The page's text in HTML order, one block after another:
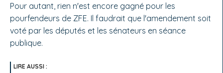
Pour autant, rien n'est encore gagné pour les
pourfendeurs de ZFE. Il faudrait que l'amendement soit
voté par les députés et les sénateurs en séance
publique.